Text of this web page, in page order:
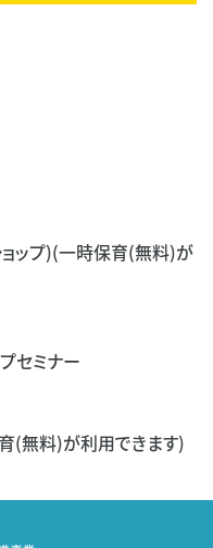
ップ)(一時保育(無料)が
セミナー
(無料)が利用できます)